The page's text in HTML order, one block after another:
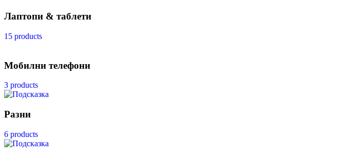
Лаптопи & таблети
15 products
Мобилни телефони
3 products
Разни
6 products